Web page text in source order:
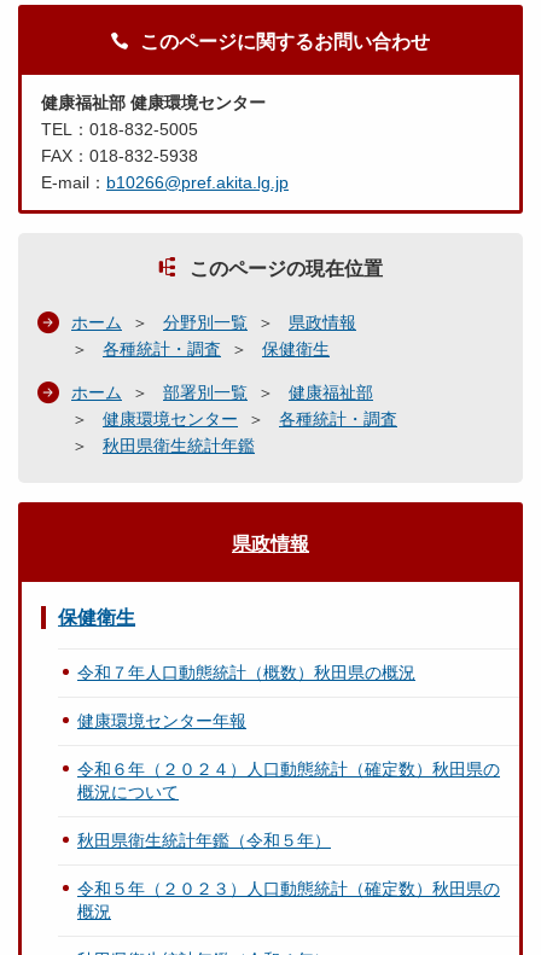
このページに関するお問い合わせ
健康福祉部 健康環境センター
TEL：018-832-5005
FAX：018-832-5938
E-mail： b10266@pref.akita.lg.jp
このページの現在位置
ホーム 分野別一覧
県政情報
各種統計・調査
保健衛生
ホーム 部署別一覧
健康福祉部
健康環境センター
各種統計・調査
秋田県衛生統計年鑑
県政情報
保健衛生
令和７年人口動態統計（概数）秋田県の概況
健康環境センター年報
令和６年（２０２４）人口動態統計（確定数）秋田県の
概況について
秋田県衛生統計年鑑（令和５年）
令和５年（２０２３）人口動態統計（確定数）秋田県の
概況